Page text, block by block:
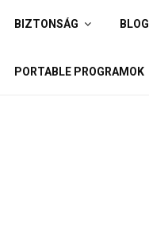
BIZTONSÁG BLOG
PORTABLE PROGRAMOK